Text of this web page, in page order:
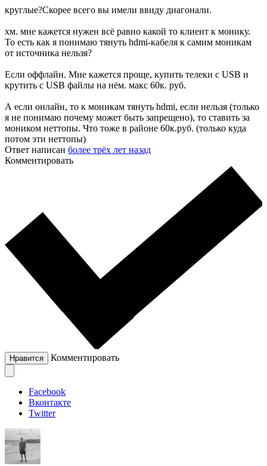
круглые?Скорее всего вы имели ввиду диагонали.
хм. мне кажется нужен всё равно какой то клиент к монику.
То есть как я понимаю тянуть hdmi-кабеля к самим моникам
от источника нельзя?
Если оффлайн. Мне кажется проще, купить телеки с USB и
крутить с USB файлы на нём. макс 60к. руб.
А если онлайн, то к моникам тянуть hdmi, если нельзя (только
я не понимаю почему может быть запрещено), то ставить за
моником неттопы. Что тоже в районе 60к.руб. (только куда
потом эти неттопы)
Ответ написан более трёх лет назад
Комментировать
Нравится Комментировать
Facebook
Вконтакте
Twitter